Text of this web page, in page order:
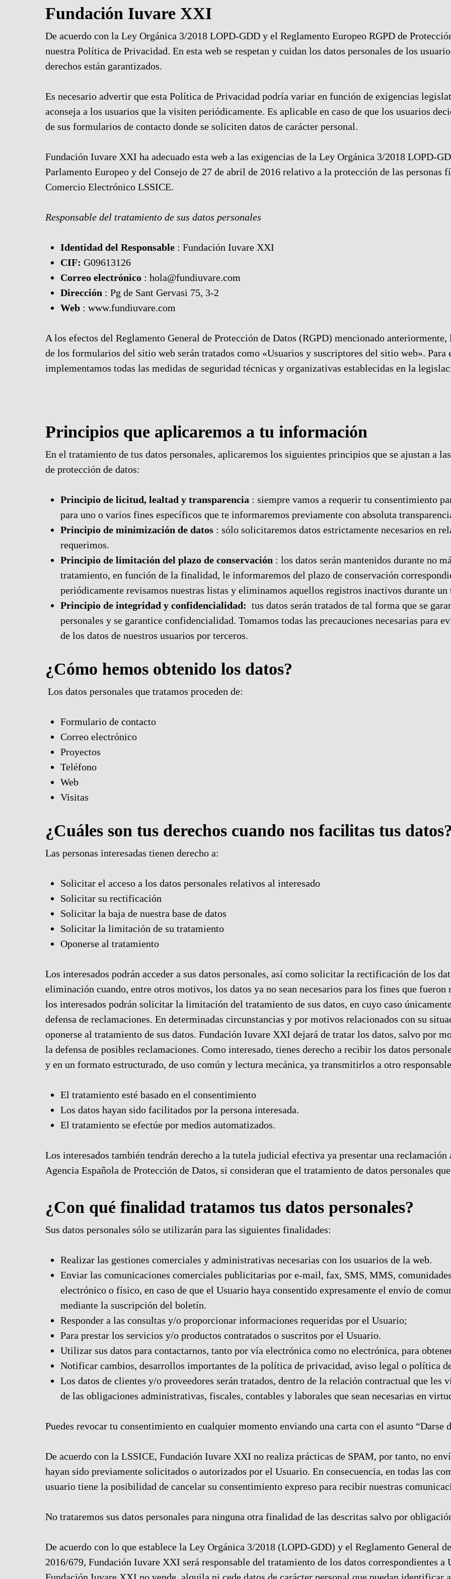
Fundación Iuvare XXI
De acuerdo con la Ley Orgánica 3/2018 LOPD-GDD y el Reglamento Europeo RGPD de
nuestra Política de Privacidad. En esta web se respetan y cuidan los datos personales de los
derechos están garantizados.
Es necesario advertir que esta Política de Privacidad podría variar en función de exigencias
aconseja a los usuarios que la visiten periódicamente. Es aplicable en caso de que los usuarios
de sus formularios de contacto donde se soliciten datos de carácter personal.
Fundación Iuvare XXI ha adecuado esta web a las exigencias de la Ley Orgánica 3/2018 LOPD-
Parlamento Europeo y del Consejo de 27 de abril de 2016 relativo a la protección de las personas
Comercio Electrónico LSSICE.
Responsable del tratamiento de sus datos personales
Identidad del Responsable : Fundación Iuvare XXI
CIF: G09613126
Correo electrónico : hola@fundiuvare.com
Dirección : Pg de Sant Gervasi 75, 3-2
Web : www.fundiuvare.com
A los efectos del Reglamento General de Protección de Datos (RGPD) mencionado anteriormente,
de los formularios del sitio web serán tratados como «Usuarios y suscriptores del sitio web». Para
implementamos todas las medidas de seguridad técnicas y organizativas establecidas en la
Principios que aplicaremos a tu información
En el tratamiento de tus datos personales, aplicaremos los siguientes principios que se ajustan a
de protección de datos:
Principio de licitud, lealtad y transparencia : siempre vamos a requerir tu consentimiento
para uno o varios fines específicos que te informaremos previamente con absoluta
Principio de minimización de datos : sólo solicitaremos datos estrictamente necesarios en
requerimos.
Principio de limitación del plazo de conservación : los datos serán mantenidos durante no
tratamiento, en función de la finalidad, le informaremos del plazo de conservación
periódicamente revisamos nuestras listas y eliminamos aquellos registros inactivos durante
Principio de integridad y confidencialidad: tus datos serán tratados de tal forma que se
personales y se garantice confidencialidad. Tomamos todas las precauciones necesarias para
de los datos de nuestros usuarios por terceros.
¿Cómo hemos obtenido los datos?
Los datos personales que tratamos proceden de:
Formulario de contacto
Correo electrónico
Proyectos
Teléfono
Web
Visitas
¿Cuáles son tus derechos cuando nos facilitas tus
Las personas interesadas tienen derecho a:
Solicitar el acceso a los datos personales relativos al interesado
Solicitar su rectificación
Solicitar la baja de nuestra base de datos
Solicitar la limitación de su tratamiento
Oponerse al tratamiento
Los interesados ​​podrán acceder a sus datos personales, así como solicitar la rectificación de los
eliminación cuando, entre otros motivos, los datos ya no sean necesarios para los fines que
los interesados ​​podrán solicitar la limitación del tratamiento de sus datos, en cuyo caso
defensa de reclamaciones. En determinadas circunstancias y por motivos relacionados con su
oponerse al tratamiento de sus datos. Fundación Iuvare XXI dejará de tratar los datos, salvo por
la defensa de posibles reclamaciones. Como interesado, tienes derecho a recibir los datos
y en un formato estructurado, de uso común y lectura mecánica, ya transmitirlos a otro
El tratamiento esté basado en el consentimiento
Los datos hayan sido facilitados por la persona interesada.
El tratamiento se efectúe por medios automatizados.
Los interesados ​​también tendrán derecho a la tutela judicial efectiva ya presentar una
Agencia Española de Protección de Datos, si consideran que el tratamiento de datos personales
¿Con qué finalidad tratamos tus datos personales?
Sus datos personales sólo se utilizarán para las siguientes finalidades:
Realizar las gestiones comerciales y administrativas necesarias con los usuarios de la web.
Enviar las comunicaciones comerciales publicitarias por e-mail, fax, SMS, MMS,
electrónico o físico, en caso de que el Usuario haya consentido expresamente el envío de
mediante la suscripción del boletín.
Responder a las consultas y/o proporcionar informaciones requeridas por el Usuario;
Para prestar los servicios y/o productos contratados o suscritos por el Usuario.
Utilizar sus datos para contactarnos, tanto por vía electrónica como no electrónica, para
Notificar cambios, desarrollos importantes de la política de privacidad, aviso legal o política
Los datos de clientes y/o proveedores serán tratados, dentro de la relación contractual que les
de las obligaciones administrativas, fiscales, contables y laborales que sean necesarias en
Puedes revocar tu consentimiento en cualquier momento enviando una carta con el asunto “Darse
De acuerdo con la LSSICE, Fundación Iuvare XXI no realiza prácticas de SPAM, por tanto, no
hayan sido previamente solicitados o autorizados por el Usuario. En consecuencia, en todas las
usuario tiene la posibilidad de cancelar su consentimiento expreso para recibir nuestras
No trataremos sus datos personales para ninguna otra finalidad de las descritas salvo por
De acuerdo con lo que establece la Ley Orgánica 3/2018 (LOPD-GDD) y el Reglamento General
2016/679, Fundación Iuvare XXI será responsable del tratamiento de los datos correspondientes a